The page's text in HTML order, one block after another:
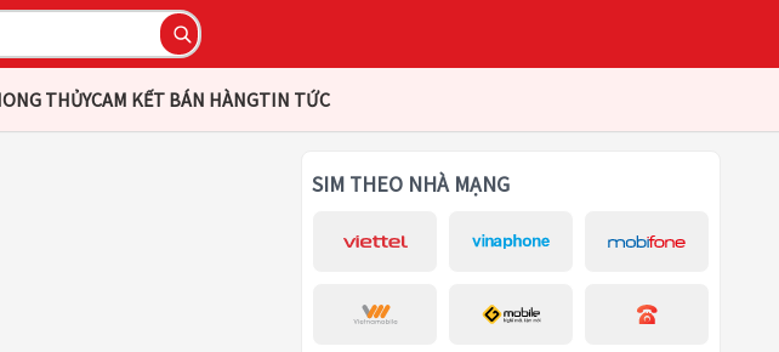
THỦYCAM KẾT BÁN HÀNGTIN TỨC
SIM THEO NHÀ MẠNG